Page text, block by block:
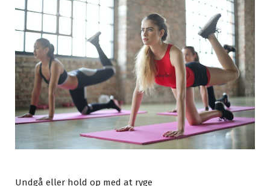
Undgå eller hold op med at ryge